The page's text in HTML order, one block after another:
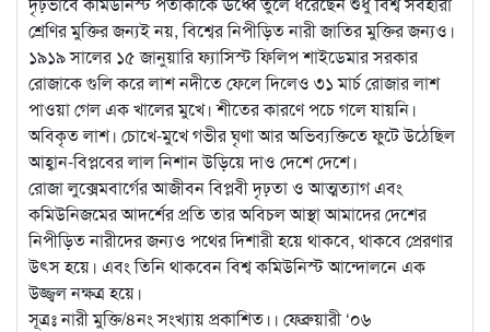
শ্রেণির মুক্তির জন্যই নয়, বিশ্বের নিপীড়িত নারী জাতির মুক্তির জন্যও।
১৯১৯ সালের ১৫ জানুয়ারি ফ্যাসিস্ট ফিলিপ শাইডেমার সরকার
রোজাকে গুলি করে লাশ নদীতে ফেলে দিলেও ৩১ মার্চ রোজার লাশ
পাওয়া গেল এক খালের মুখে। শীতের কারণে পচে গলে যায়নি।
অবিকৃত লাশ। চোখে-মুখে গভীর ঘৃণা আর অভিব্যক্তিতে ফুটে উঠেছিল
আহ্বান-বিপ্লবের লাল নিশান উড়িয়ে দাও দেশে দেশে।
রোজা লুক্সেমবার্গের আজীবন বিপ্লবী দৃঢ়তা ও আত্মত্যাগ এবং
কমিউনিজমের আদর্শের প্রতি তার অবিচল আস্থা আমাদের দেশের
নিপীড়িত নারীদের জন্যও পথের দিশারী হয়ে থাকবে, থাকবে প্রেরণার
উৎস হয়ে। এবং তিনি থাকবেন বিশ্ব কমিউনিস্ট আন্দোলনে এক
উজ্জ্বল নক্ষত্র হয়ে।
সূত্রঃ নারী মুক্তি/৪নং সংখ্যায় প্রকাশিত।। ফেব্রুয়ারী ‘০৬